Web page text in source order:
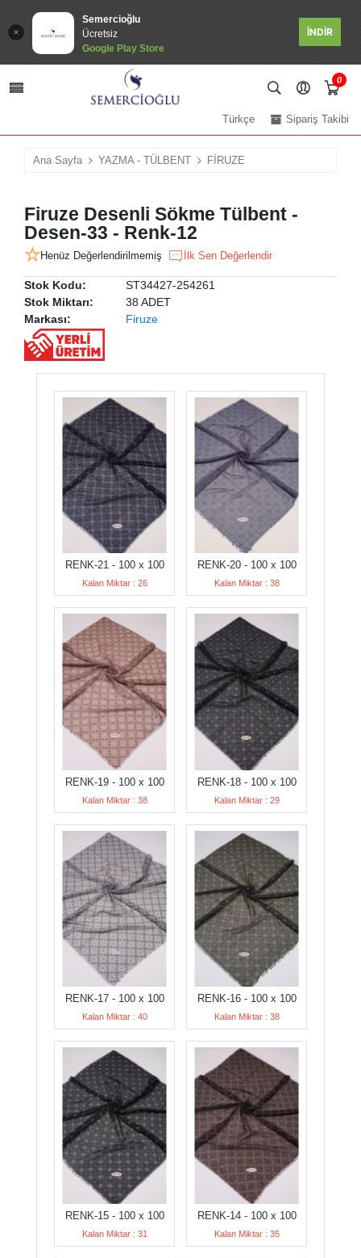
Semercioğlu
Ücretsiz
Google Play Store
İNDİR
0
Sipariş Takibi
Türkçe
Ana Sayfa YAZMA - TÜLBENT FİRUZE
Firuze Desenli Sökme Tülbent -
Desen-33 - Renk-12
Henüz Değerlendirilmemiş İlk Sen Değerlendir
Stok Kodu:
ST34427-254261
Stok Miktarı:
38 ADET
Markası:
Firuze
RENK-21 - 100 x 100
Kalan Miktar : 26
RENK-20 - 100 x 100
Kalan Miktar : 38
RENK-19 - 100 x 100
Kalan Miktar : 38
RENK-18 - 100 x 100
Kalan Miktar : 29
RENK-17 - 100 x 100
Kalan Miktar : 40
RENK-16 - 100 x 100
Kalan Miktar : 38
RENK-15 - 100 x 100
Kalan Miktar : 31
RENK-14 - 100 x 100
Kalan Miktar : 35